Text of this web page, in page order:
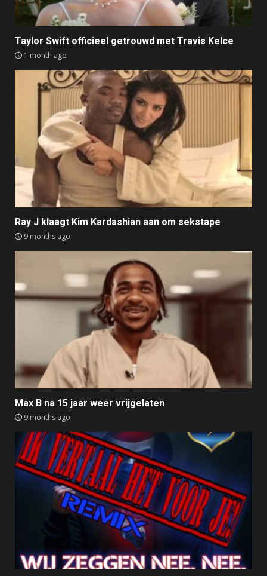
Taylor Swift officieel getrouwd met Travis Kelce
1 month ago
Ray J klaagt Kim Kardashian aan om sekstape
9 months ago
Max B na 15 jaar weer vrijgelaten
9 months ago